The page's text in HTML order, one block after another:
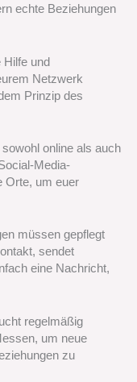
echte Beziehungen
Hilfe und
Netzwerk
Prinzip des
online als auch
Media-
Orte, um euer
müssen gepflegt
sendet
eine Nachricht,
regelmäßig
um neue
zu